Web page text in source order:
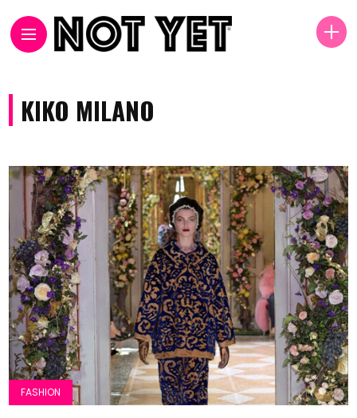
KIKO MILANO
FASHION